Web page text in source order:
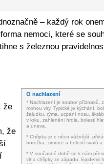
– každý rok
nemoci, které se
s železnou
O nachlazení
* Nachlazení je soubor příznaků,
mohou viry. Typické je kýchání,
žaludku, rýma, ucpání nosu,
v krku, zahlenění hrdla, bolesti
a únava.
* Chřipka je o něco vážnější,
horečka, zimnice a bolestí svalů a
* V současné době se k nám
vlna chřipky ze západu. Epidemii
že
že